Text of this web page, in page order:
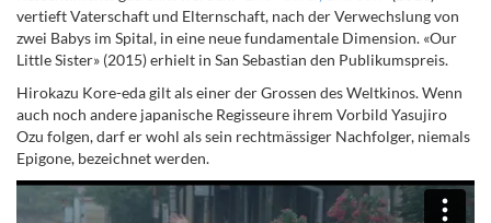
vertieft Vaterschaft und Elternschaft, nach der Verwechslung von
zwei Babys im Spital, in eine neue fundamentale Dimension. «Our
Little Sister» (2015) erhielt in San Sebastian den Publikumspreis.
Hirokazu Kore-eda gilt als einer der Grossen des Weltkinos. Wenn
auch noch andere japanische Regisseure ihrem Vorbild Yasujiro
Ozu folgen, darfer wohl als sein rechtmässiger Nachfolger, niemals
Epigone, bezeichnet werden.
Hirokazu Kore-eda, Produktion: 2015, Länge: 128 min,